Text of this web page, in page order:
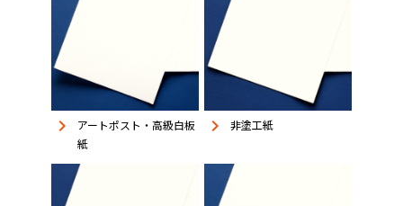
keyboard_arrow_right
アートポスト・高級白板
紙
keyboard_arrow_right 非塗工紙